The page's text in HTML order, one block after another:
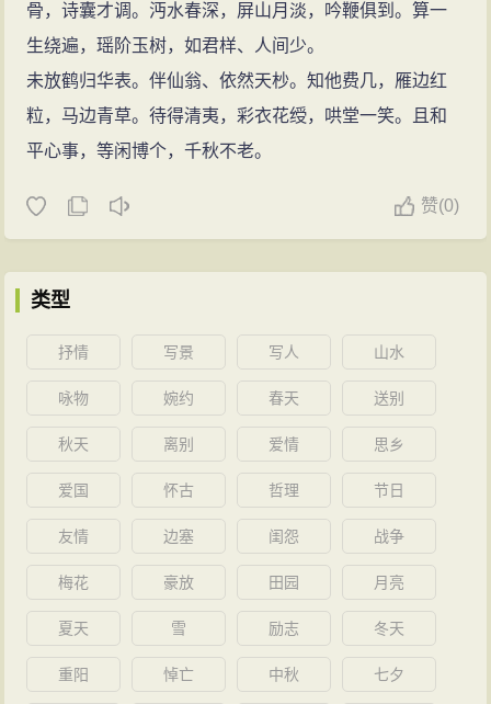
骨，诗囊才调。沔水春深，屏山月淡，吟鞭俱到。算一
生绕遍，瑶阶玉树，如君样、人间少。
未放鹤归华表。伴仙翁、依然天杪。知他费几，雁边红
粒，马边青草。待得清夷，彩衣花绶，哄堂一笑。且和
平心事，等闲博个，千秋不老。
赞(0)
类型
抒情 写景 写人 山水
咏物 婉约 春天 送别
秋天 离别 爱情 思乡
爱国 怀古 哲理 节日
友情 边塞 闺怨 战争
梅花 豪放 田园 月亮
夏天 雪 励志 冬天
重阳 悼亡 中秋 七夕